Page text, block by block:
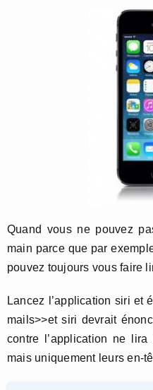
Quand vous ne pouvez
main parce que par
pouvez toujours vous faire
Lancez l’application siri et
mails>>et siri devrait
contre l’application ne
mais uniquement leurs en-